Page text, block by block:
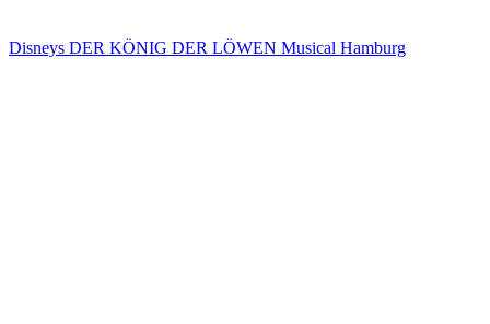
Disneys DER KÖNIG DER LÖWEN Musical Hamburg